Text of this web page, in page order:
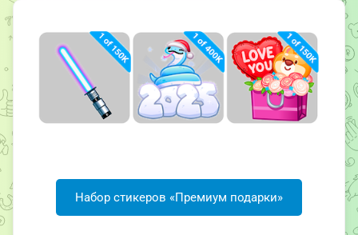
Набор стикеров «Премиум подарки»